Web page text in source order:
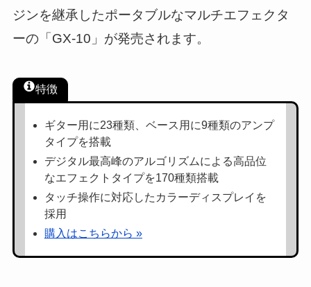
ジンを継承したポータブルなマルチエフェクタ
ーの「GX-10」が発売されます。
特徴
ギター用に23種類、ベース用に9種類のアンプ
タイプを搭載
デジタル最高峰のアルゴリズムによる高品位
なエフェクトタイプを170種類搭載
タッチ操作に対応したカラーディスプレイを
採用
購入はこちらから »